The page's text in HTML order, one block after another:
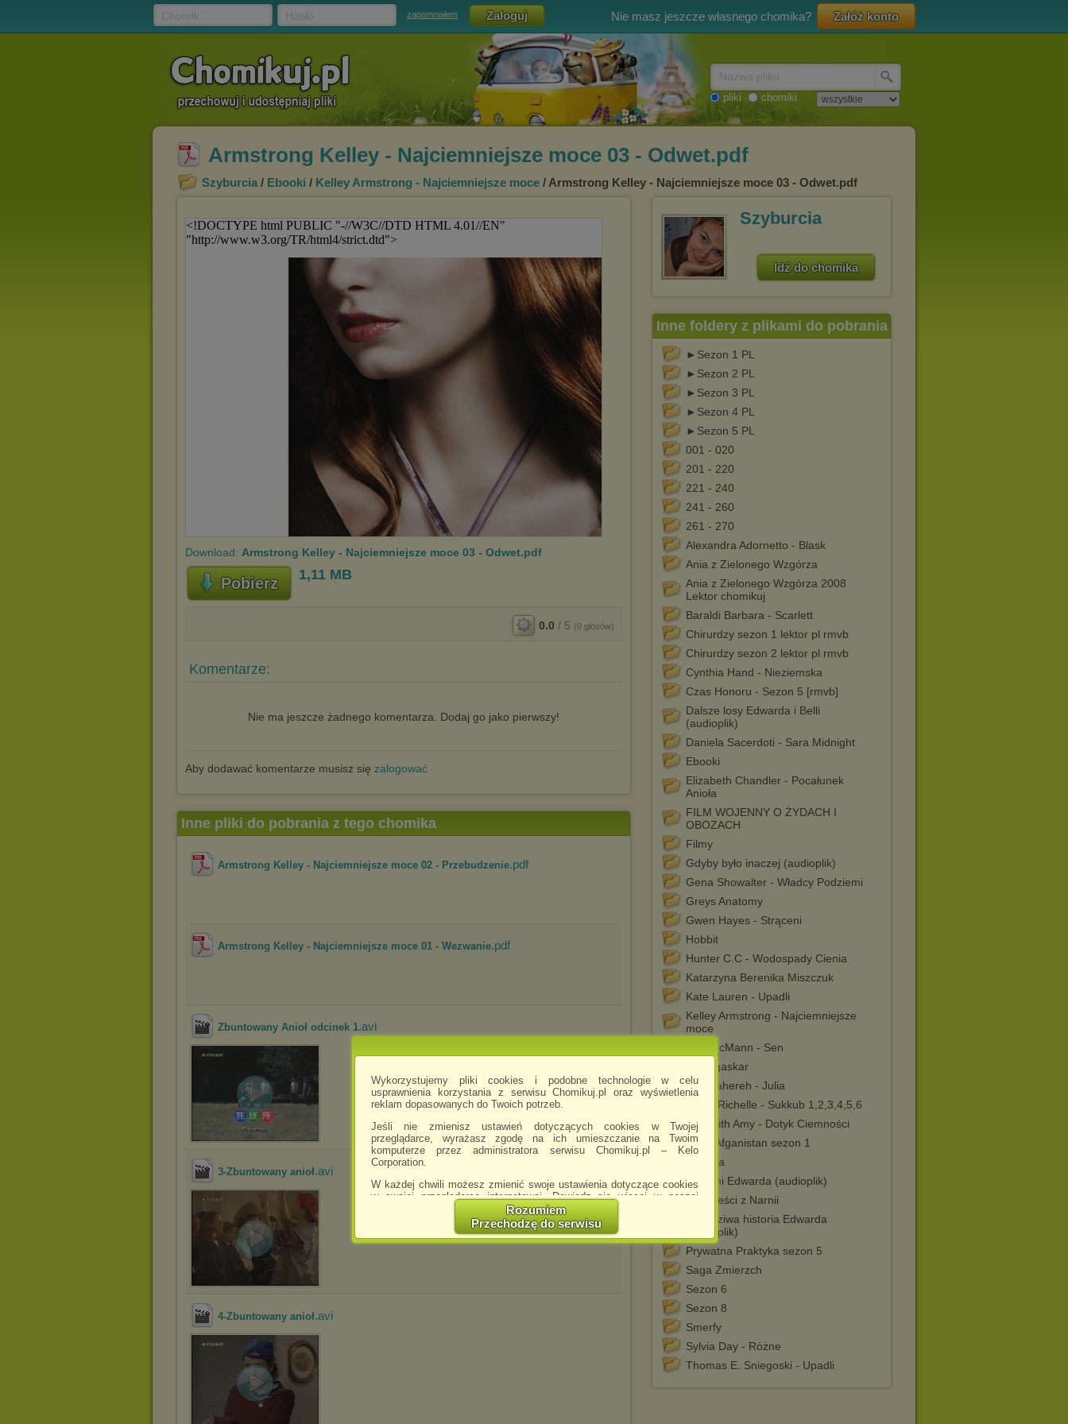
Wykorzystujemy pliki cookies i podobne technologie w celu
usprawnienia korzystania z serwisu Chomikuj.pl oraz wyświetlenia
reklam dopasowanych do Twoich potrzeb.
Jeśli nie zmienisz ustawień dotyczących cookies w Twojej
przeglądarce, wyrażasz zgodę na ich umieszczanie na Twoim
komputerze przez administratora serwisu Chomikuj.pl – Kelo
Corporation.
W każdej chwili możesz zmienić swoje ustawienia dotyczące cookies
w swojej przeglądarce internetowej. Dowiedz się więcej w naszej
http://chomikuj.pl/PolitykaPrywatnosci.aspx
Jednocześnie informujemy że zmiana ustawień przeglądarki może
spowodować ograniczenie korzystania ze strony Chomikuj.pl.
W przypadku braku twojej zgody na akceptację cookies niestety
Zaufanych Partnerów
(dostosowanie reklam do Twoich potrzeb, analiza skuteczności działań
Wyrażenie sprzeciwu spowoduje, że wyświetlana Ci reklama nie
będzie dopasowana do Twoich preferencji, a będzie to reklama
Istnieje możliwość zmiany ustawień przeglądarki internetowej w
Rozumiem
Przechodzę do serwisu
zapomniałem Nie masz jeszcze własnego chomika? Załóż konto
pliki chomiki
Armstrong Kelley - Najciemniejsze moce 03 - Odwet.pdf
Szyburcia / Ebooki / Kelley Armstrong - Najciemniejsze moce / Armstrong Kelley - Najciemniejsze moce 03 - Odwet.pdf
Download: Armstrong Kelley - Najciemniejsze moce 03 - Odwet.pdf
Pobierz 1,11 MB
0.0 / 5 (0 głosów)
Komentarze:
Nie ma jeszcze żadnego komentarza. Dodaj go jako pierwszy!
Aby dodawać komentarze musisz się zalogować
Szyburcia
Idź do chomika
Inne foldery z plikami do pobrania
►Sezon 1 PL
►Sezon 2 PL
►Sezon 3 PL
►Sezon 4 PL
►Sezon 5 PL
001 - 020
201 - 220
221 - 240
241 - 260
261 - 270
Alexandra Adornetto - Blask
Ania z Zielonego Wzgórza
Ania z Zielonego Wzgórza 2008
Lektor chomikuj
Baraldi Barbara - Scarlett
Chirurdzy sezon 1 lektor pl rmvb
Chirurdzy sezon 2 lektor pl rmvb
Cynthia Hand - Nieziemska
Czas Honoru - Sezon 5 [rmvb]
Dalsze losy Edwarda i Belli
(audioplik)
Daniela Sacerdoti - Sara Midnight
Ebooki
Elizabeth Chandler - Pocałunek
Anioła
FILM WOJENNY O ŻYDACH I
OBOZACH
Filmy
Gdyby było inaczej (audioplik)
Gena Showalter - Władcy Podziemi
Greys Anatomy
Gwen Hayes - Strąceni
Hobbit
Hunter C.C - Wodospady Cienia
Katarzyna Berenika Miszczuk
Kate Lauren - Upadli
Kelley Armstrong - Najciemniejsze
moce
Lisa McMann - Sen
Madagaskar
Mafi Tahereh - Julia
Mead Richelle - Sukkub 1,2,3,4,5,6
Meredith Amy - Dotyk Ciemności
Misja Afganistan sezon 1
Muzyka
Oczami Edwarda (audioplik)
Opowieści z Narnii
Prawdziwa historia Edwarda
(audioplik)
Prywatna Praktyka sezon 5
Saga Zmierzch
Sezon 6
Sezon 8
Smerfy
Sylvia Day - Różne
Thomas E. Sniegoski - Upadli
Inne pliki do pobrania z tego chomika
Armstrong Kelley - Najciemniejsze moce 02 - Przebudzenie.pdf
Armstrong Kelley - Najciemniejsze moce 01 - Wezwanie.pdf
Zbuntowany Anioł odcinek 1.avi
3-Zbuntowany anioł.avi
4-Zbuntowany anioł.avi